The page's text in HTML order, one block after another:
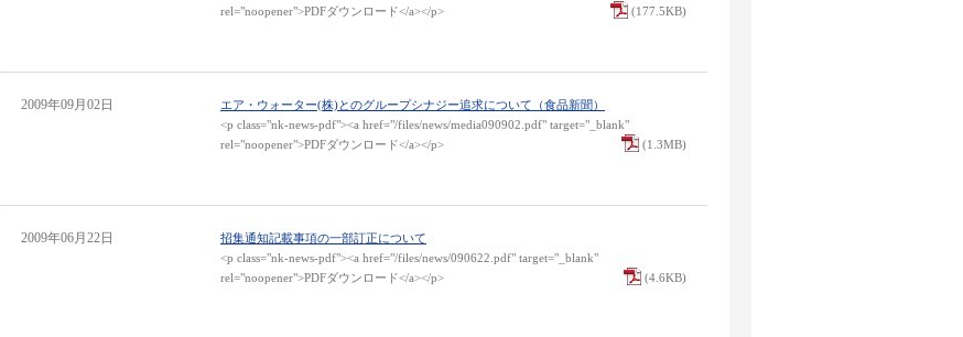
rel="noopener">PDFダウンロード</a></p>
(177.5KB)
2009年09月02日
エア・ウォーター(株)とのグループシナジー追求について（食品新聞）
<p class="nk-news-pdf"><a href="/files/news/media090902.pdf" target="_blank"
rel="noopener">PDFダウンロード</a></p>
(1.3MB)
2009年06月22日
招集通知記載事項の一部訂正について
<p class="nk-news-pdf"><a href="/files/news/090622.pdf" target="_blank"
rel="noopener">PDFダウンロード</a></p>
(4.6KB)